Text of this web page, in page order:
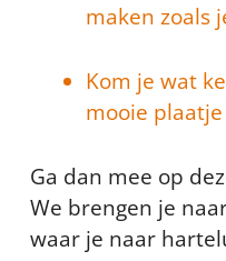
maken zoals
Kom je wat
mooie
Ga dan mee op
We brengen je
waar je naar